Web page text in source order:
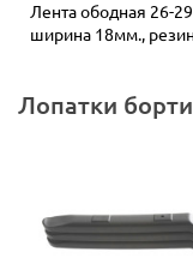
Лента ободная 26-
ширина 18мм.,
Лопатки